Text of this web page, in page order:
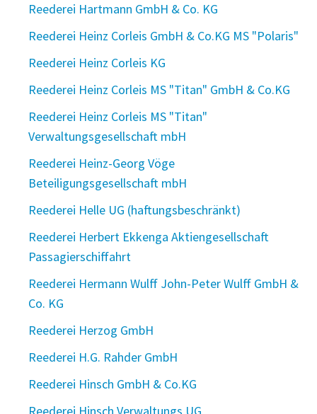
Reederei Hartmann GmbH & Co. KG
Reederei Heinz Corleis GmbH & Co.KG MS "Polaris"
Reederei Heinz Corleis KG
Reederei Heinz Corleis MS "Titan" GmbH & Co.KG
Reederei Heinz Corleis MS "Titan"
Verwaltungsgesellschaft mbH
Reederei Heinz-Georg Vöge
Beteiligungsgesellschaft mbH
Reederei Helle UG (haftungsbeschränkt)
Reederei Herbert Ekkenga Aktiengesellschaft
Passagierschiffahrt
Reederei Hermann Wulff John-Peter Wulff GmbH &
Co. KG
Reederei Herzog GmbH
Reederei H.G. Rahder GmbH
Reederei Hinsch GmbH & Co.KG